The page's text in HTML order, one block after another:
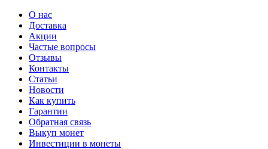
О нас
Доставка
Акции
Частые вопросы
Отзывы
Контакты
Статьи
Новости
Как купить
Гарантии
Обратная связь
Выкуп монет
Инвестиции в монеты